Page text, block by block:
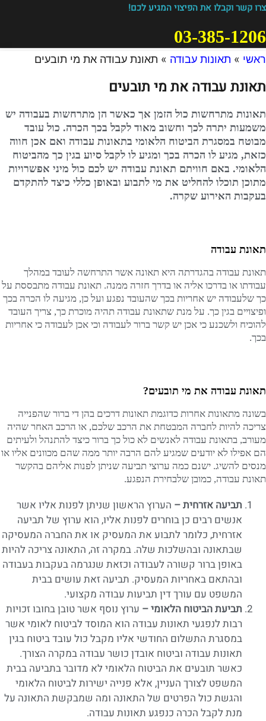
צרו קשר וקבלו את הפיצוי המגיע לכם!
03-385-1206
ראשי » תאונות עבודה » תאונת עבודה את מי תובעים
תאונת עבודה את מי תובעים
תאונות מתרחשות כול הזמן אך כאשר הן מתרחשות בעבודה יש
משמעות יתרה לכך וחשוב מאוד לקבל בכך הכרה. כול עובד
מבוטח במסגרת הביטוח הלאומי בתאונות עבודה ואם אכן חווה
כזאת, מגיע לו הכרה בכך ומגיע לו לקבל סיוע בגין כך מהביטוח
הלאומי. באם חוויתם תאונת עבודה יש לכם כול מיני אפשרויות
מתוכן תוכלו להחליט את מי לתבוע ובאופן כללי כיצד להתקדם
בעקבות האירוע שקרה.
תאונת עבודה
תאונת עבודה בהגדרתה היא תאונה אשר התרחשה לעובד במהלך
עבודתו או בדרכו אליה או בדרך חזרה ממנה. תאונת עבודה מתבססת על
כך שלעבודה יש אחריות בכך שהעובד נפגע ועל כן, מגיעה לו הכרה בכך
ופיצויים בגין כך. על מנת שתאונת עבודה תהיה מוכרת כך, צריך העובד
להוכיח ולשכנע כי אכן יש קשר ברור לעבודה וכי אכן לעבודה כי אחריות
בכך.
תאונת עבודה את מי תובעים?
בשונה מתאונות אחרות כדוגמת תאונות דרכים בהן די ברור שהפנייה
צריכה להיות לחברה המבטחת את הרכב שלכם, או הרכב האחר שהיה
מעורב, בתאונת עבודה לאנשים לא כול כך ברור כיצד להתנהל ולעיתים
הם אפילו לא יודעים שמגיע להם הרבה יותר ממה שהם מכוונים אליו או
מנסים להשיג. ישנם כמה ערוצי תביעה שניתן לפנות אליהם בהקשר
תאונת עבודה, כמובן שלבחירת הנפגע.
תביעה אזרחית – הערוץ הראשון שניתן לפנות אליו אשר
אנשים רבים כן בוחרים לפנות אליו, הוא ערוץ של תביעה
אזרחית, כלומר לתבוע את המעסיק או את החברה המעסיקה
שבתאונה ובהשלכות שלה. במקרה זה, התאונה צריכה להיות
באופן ברור קשורה לעבודה וכזאת שנגרמה בעקבות בעבודה
ובהתאם באחריות המעסיק. תביעה זאת עושים בבית
המשפט עם עורך דין תביעות עבודה מקצועי.
תביעת הביטוח הלאומי – ערוץ נוסף אשר טובן בחובו זכויות
רבות לנפגעי תאונות עבודה הוא המוסד לביטוח לאומי אשר
במסגרת התשלום החודשי אליו מקבל כול עובד ביטוח בגין
תאונות עבודה וביטוח אובדן כושר עבודה במקרה הצורך.
כאשר תובעים את הביטוח הלאומי לא מדובר בתביעה בבית
המשפט לצורך העניין, אלא פנייה ישירות לביטוח הלאומי
והגשת כול הפרטים של התאונה ומה שמבקשת התאונה על
מנת לקבל הכרה כנפגע תאונות עבודה.